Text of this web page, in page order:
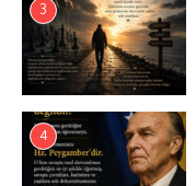
3
4